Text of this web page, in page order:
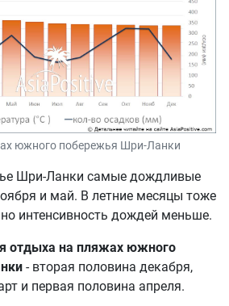
южного побережья Шри-Ланки
Шри-Ланки самые дождливые
и май. В летние месяцы тоже
интенсивность дождей меньше.
отдыха на пляжах южного
- вторая половина декабря,
и первая половина апреля.